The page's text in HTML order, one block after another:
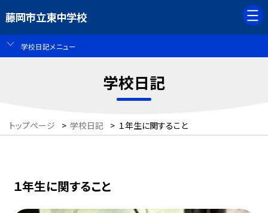
藤岡市立東中学校
学校日記メニュー
学校日記
トップページ > 学校日記 > １年生に関すること
１年生に関すること